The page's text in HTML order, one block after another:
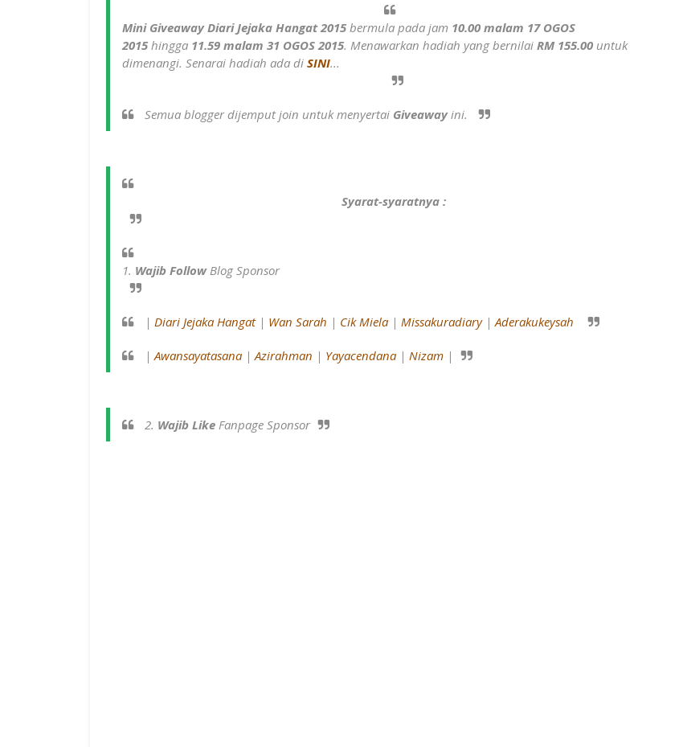
Mini Giveaway Diari Jejaka Hangat 2015 bermula pada jam 10.00 malam 17 OGOS
2015 hingga 11.59 malam 31 OGOS 2015. Menawarkan hadiah yang bernilai RM 155.00 untuk
dimenangi. Senarai hadiah ada di SINI...
Semua blogger dijemput join untuk menyertai Giveawayini.
Syarat-syaratnya :
1. Wajib FollowBlog Sponsor
| Diari Jejaka Hangat| Wan Sarah | Cik Miela | Missakuradiary|Aderakukeysah
|Awansayatasana |Azirahman | Yayacendana | Nizam |
2. Wajib Like Fanpage Sponsor